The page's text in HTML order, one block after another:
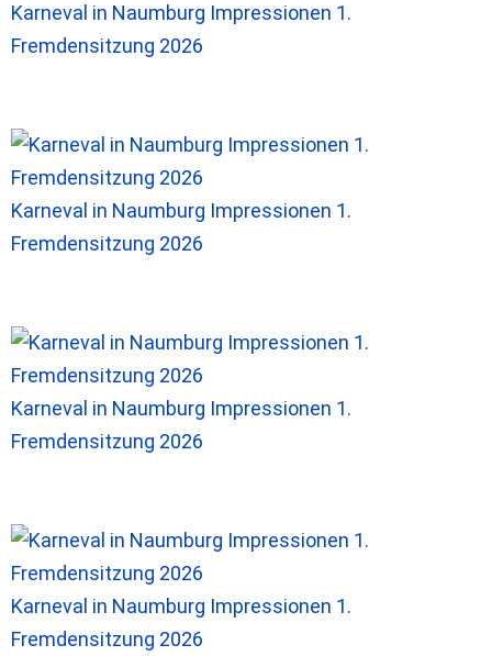
Karneval in Naumburg Impressionen 1.
Fremdensitzung 2026
Karneval in Naumburg Impressionen 1.
Fremdensitzung 2026
Karneval in Naumburg Impressionen 1.
Fremdensitzung 2026
Karneval in Naumburg Impressionen 1.
Fremdensitzung 2026